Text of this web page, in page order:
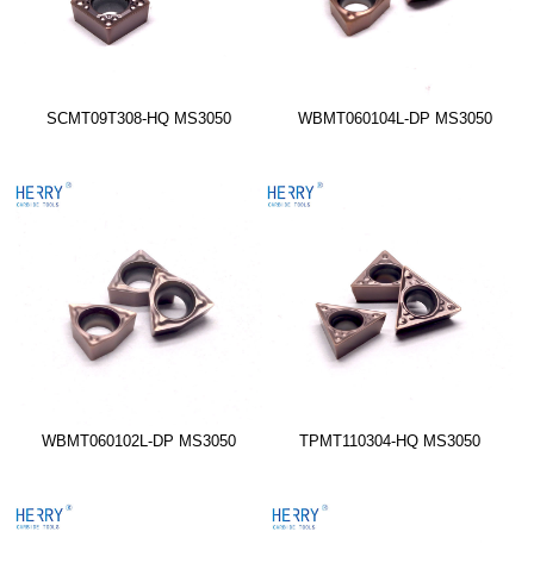
SCMT09T308-HQ MS3050 WBMT060104L-DP MS3050
WBMT060102L-DP MS3050 TPMT110304-HQ MS3050